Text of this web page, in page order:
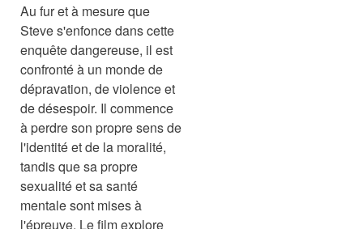
Au fur et à mesure que
Steve s'enfonce dans cette
enquête dangereuse, il est
confronté à un monde de
dépravation, de violence et
de désespoir. Il commence
à perdre son propre sens de
l'identité et de la moralité,
tandis que sa propre
sexualité et sa santé
mentale sont mises à
l'épreuve. Le film explore